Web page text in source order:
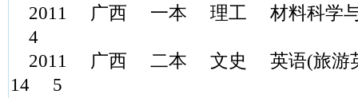
2011 广西 一本 理工 材料科学
4
2011 广西 二本 文史 英语(旅游
14 5